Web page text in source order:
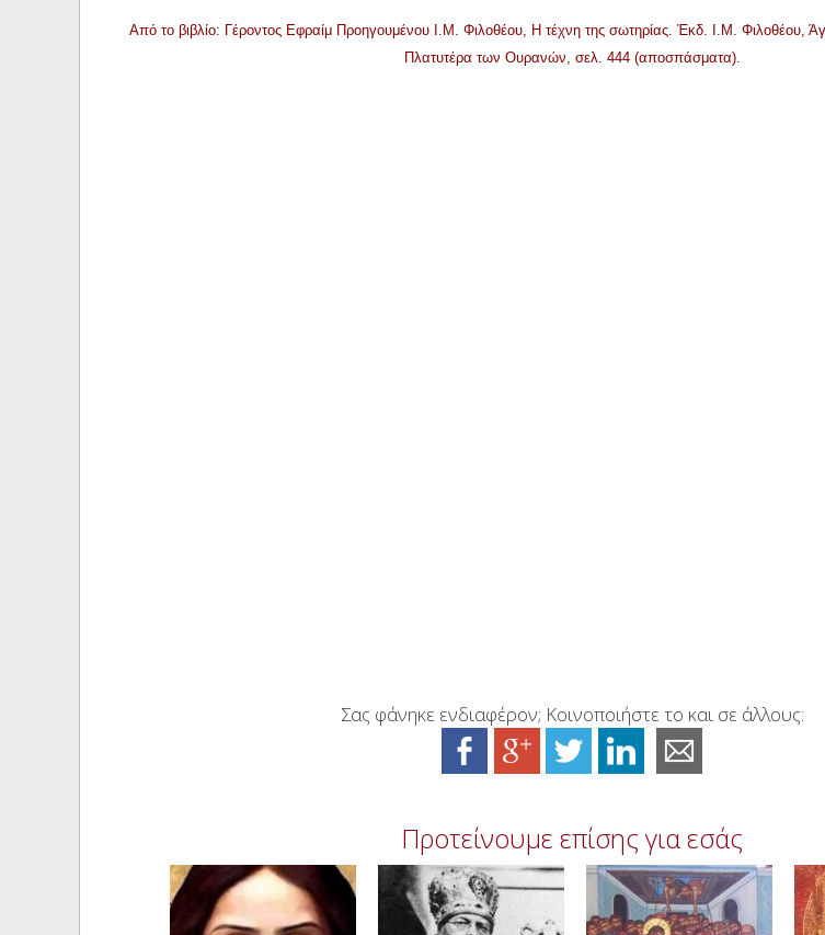
Από το βιβλίο: Γέροντος Εφραίμ Προηγουμένου Ι.Μ. Φιλοθέου, Η τέχνη της σωτηρίας. Έκδ. Ι.Μ. Φιλοθέου,
Πλατυτέρα των Ουρανών, σελ. 444 (αποσπάσματα).
Σας φάνηκε ενδιαφέρον; Κοινοποιήστε το και σε άλλους:
Προτείνουμε επίσης για εσάς